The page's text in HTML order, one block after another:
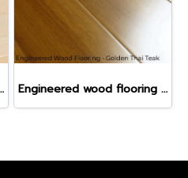
- Beige Oak Engineered wood flooring - Golden Thai Teak